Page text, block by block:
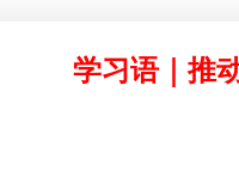
学习语｜推